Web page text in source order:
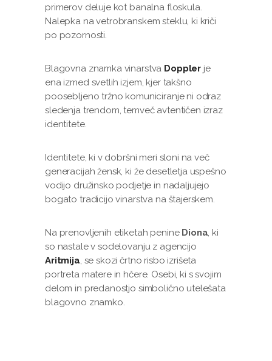
primerov deluje kot banalna floskula.
Nalepka na vetrobranskem steklu, ki kriči
po pozornosti.
Blagovna znamka vinarstva Doppler je
ena izmed svetlih izjem, kjer takšno
poosebljeno tržno komuniciranje ni odraz
sledenja trendom, temveč avtentičen izraz
identitete.
Identitete, ki v dobršni meri sloni na več
generacijah žensk, ki že desetletja uspešno
vodijo družinsko podjetje in nadaljujejo
bogato tradicijo vinarstva na štajerskem.
Na prenovljenih etiketah penine Diona, ki
so nastale v sodelovanju z agencijo
Aritmija, se skozi črtno risbo izrišeta
portreta matere in hčere. Osebi, ki s svojim
delom in predanostjo simbolično utelešata
blagovno znamko.